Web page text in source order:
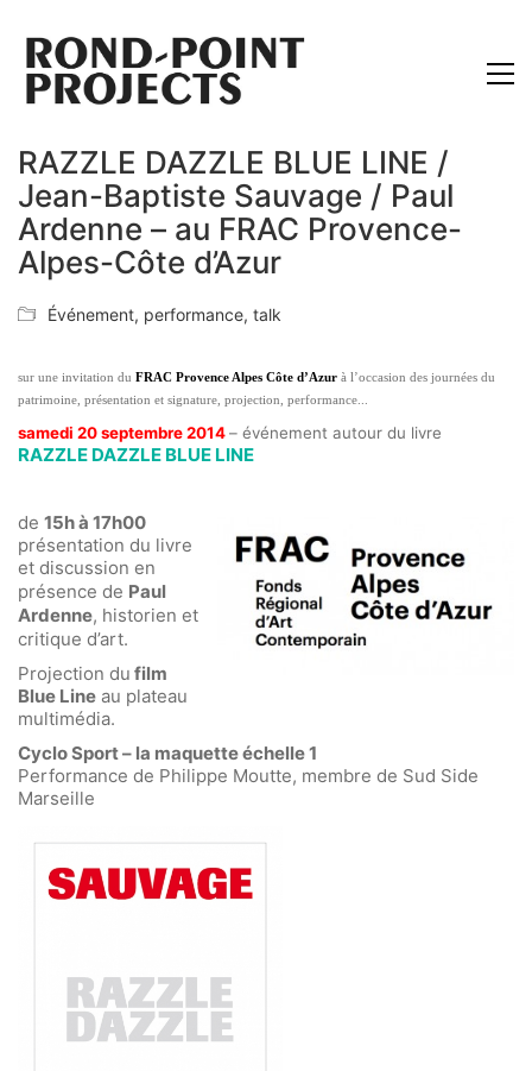
RAZZLE DAZZLE BLUE LINE /
Jean-Baptiste Sauvage / Paul
Ardenne – au FRAC Provence-
Alpes-Côte d’Azur
Événement, performance, talk
sur une invitation du FRAC Provence Alpes Côte d’Azur à l’occasion des journées du
patrimoine, présentation et signature, projection, performance..
samedi 20 septembre 2014– événement autour du livre
RAZZLE DAZZLE BLUE LINE
de 15h à 17h00
présentation du livre
et discussion en
présence de Paul
Ardenne, historien et
critique d’art.
Projection du film
Blue Line au plateau
multimédia.
Cyclo Sport – la maquette échelle 1
Performance de Philippe Moutte, membre de Sud Side
Marseille